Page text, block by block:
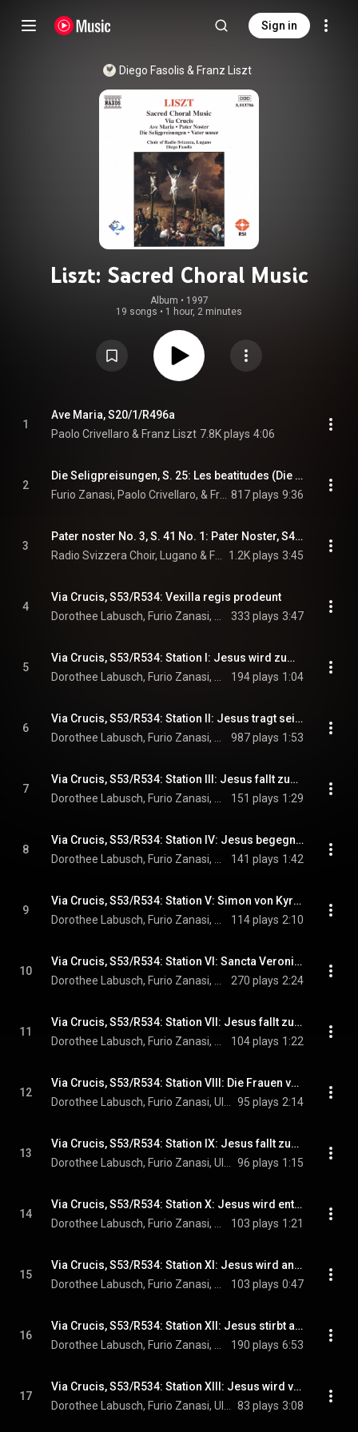
Sign in
Diego Fasolis & Franz Liszt
Liszt: Sacred Choral Music
Album • 1997
19 songs • 1 hour, 2 minutes
1
Ave Maria, S20/1/R496a
Paolo Crivellaro & Franz Liszt 7.8K plays 4:06
2
Die Seligpreisungen, S. 25: Les beatitudes (Die Seligkeiten, Die Seligpreisungen), S25/R529
817 plays 9:36
3
Pater noster No. 3, S. 41 No. 1: Pater Noster, S41/1/R521a
1.2K plays 3:45
4
Via Crucis, S53/R534: Vexilla regis prodeunt
333 plays 3:47
5
Via Crucis, S53/R534: Station I: Jesus wird zum Tode verdammt
194 plays 1:04
6
Via Crucis, S53/R534: Station II: Jesus tragt sein Kreuz
987 plays 1:53
7
Via Crucis, S53/R534: Station III: Jesus fallt zum ersten Mal
151 plays 1:29
8
Via Crucis, S53/R534: Station IV: Jesus begegnet seiner heiligen Mutter
141 plays 1:42
9
Via Crucis, S53/R534: Station V: Simon von Kyrene hilft Jesus das Kreuz tragen
114 plays 2:10
10
Via Crucis, S53/R534: Station VI: Sancta Veronica
270 plays 2:24
11
Via Crucis, S53/R534: Station VII: Jesus fallt zum zweiten Mal
104 plays 1:22
12
Via Crucis, S53/R534: Station VIII: Die Frauen von Jerusalem
95 plays 2:14
13
Via Crucis, S53/R534: Station IX: Jesus fallt zum dritten Mal
96 plays 1:15
14
Via Crucis, S53/R534: Station X: Jesus wird entkleidet
103 plays 1:21
15
Via Crucis, S53/R534: Station XI: Jesus wird ans Kreuz geschlagen
103 plays 0:47
16
Via Crucis, S53/R534: Station XII: Jesus stirbt am Kreuze
190 plays 6:53
17
Via Crucis, S53/R534: Station XIII: Jesus wird vom Kreuz genommen
83 plays 3:08